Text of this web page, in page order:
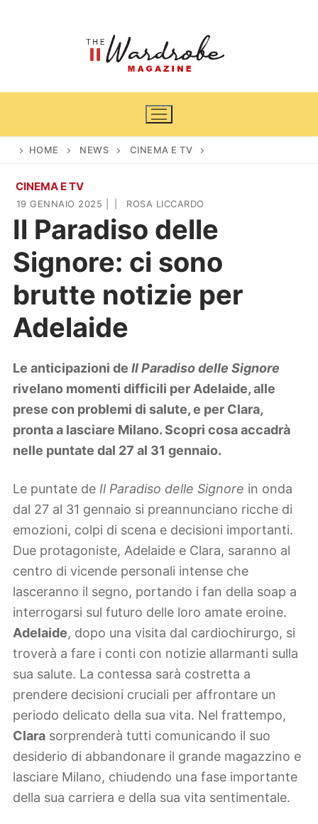
Home
News
Cinema e TV
Casa & Giardino
Arredamento
Piante e fiori
DIY
Lifestyle
Viaggi
HOME NEWS CINEMA E TV
CINEMA E TV
19 GENNAIO 2025 ROSA LICCARDO
Il Paradiso delle
Signore: ci sono
brutte notizie per
Adelaide
Le anticipazioni de Il Paradiso delle Signore
rivelano momenti difficili per Adelaide, alle
prese con problemi di salute, e per Clara,
pronta a lasciare Milano. Scopri cosa accadrà
nelle puntate dal 27 al 31 gennaio.
Le puntate de Il Paradiso delle Signore in onda
dal 27 al 31 gennaio si preannunciano ricche di
emozioni, colpi di scena e decisioni importanti.
Due protagoniste, Adelaide e Clara, saranno al
centro di vicende personali intense che
lasceranno il segno, portando i fan della soap a
interrogarsi sul futuro delle loro amate eroine.
Adelaide, dopo una visita dal cardiochirurgo, si
troverà a fare i conti con notizie allarmanti sulla
sua salute. La contessa sarà costretta a
prendere decisioni cruciali per affrontare un
periodo delicato della sua vita. Nel frattempo,
Clara sorprenderà tutti comunicando il suo
desiderio di abbandonare il grande magazzino e
lasciare Milano, chiudendo una fase importante
della sua carriera e della sua vita sentimentale.